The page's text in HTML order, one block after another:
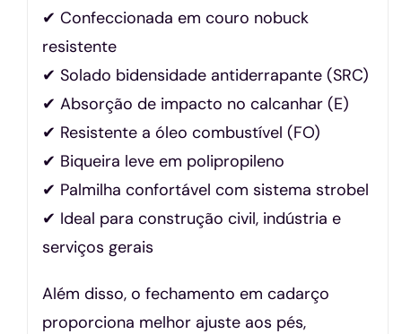
✔ Confeccionada em couro nobuck
resistente
✔ Solado bidensidade antiderrapante (SRC)
✔ Absorção de impacto no calcanhar (E)
✔ Resistente a óleo combustível (FO)
✔ Biqueira leve em polipropileno
✔ Palmilha confortável com sistema strobel
✔ Ideal para construção civil, indústria e
serviços gerais
Além disso, o fechamento em cadarço
proporciona melhor ajuste aos pés,